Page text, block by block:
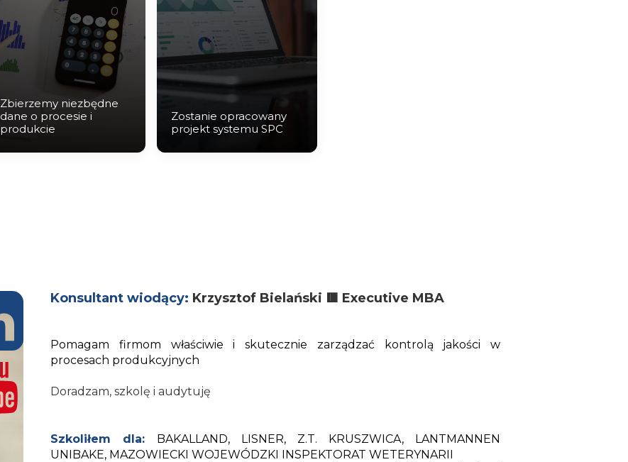
Konsultant wiodący: Krzysztof Bielański 🟥 Executive MBA
Pomagam firmom właściwie i skutecznie zarządzać kontrolą jakości w
procesach produkcyjnych
Doradzam, szkolę i audytuję
Szkoliłem dla: BAKALLAND, LISNER, Z.T. KRUSZWICA, LANTMANNEN
UNIBAKE, MAZOWIECKI WOJEWÓDZKI INSPEKTORAT WETERYNARII
Zbierzemy niezbędne
dane o procesie i
produkcie
Zostanie opracowany
projekt systemu SPC